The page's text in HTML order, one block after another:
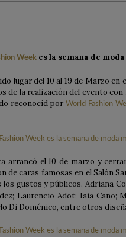
Week es la semana de
lugar del 10 al 19 de Marzo
de la realización del evento
reconocid por World Fashion
arrancó el 10 de marzo y
de caras famosas en el Salón
gustos y públicos. Adriana
Laurencio Adot; Iaia Cano;
Di Doménico, entre otros